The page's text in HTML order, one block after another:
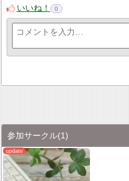
いいね！
0
参加サークル(1)